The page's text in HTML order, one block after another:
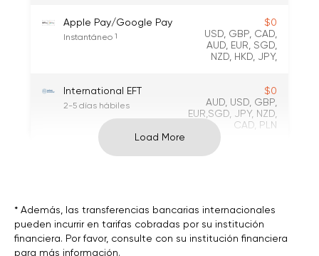
Apple Pay/Google Pay
Instantáneo 1
$0
USD, GBP, CAD,
AUD, EUR, SGD,
NZD, HKD, JPY,
International EFT
2-5 días hábiles
$0
AUD, USD, GBP,
EUR,SGD, JPY, NZD,
CAD, PLN
Paypal
dentro de 24 horas hábiles
AUD、USD、GBP、
Load More
* Además, las transferencias bancarias internacionales
pueden incurrir en tarifas cobradas por su institución
financiera. Por favor, consulte con su institución financiera
para más información.